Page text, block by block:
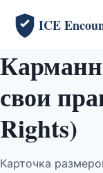
ICE
свои
Rights)
Карточка